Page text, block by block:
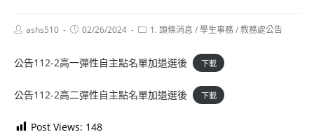
Postashs510
Post02/26/2024
Post1. 頭條消息 /學生事務/教務處公告
公告112-2高一彈性自主點名單加退選後 下載
公告112-2高二彈性自主點名單加退選後 下載
Post Views: 148